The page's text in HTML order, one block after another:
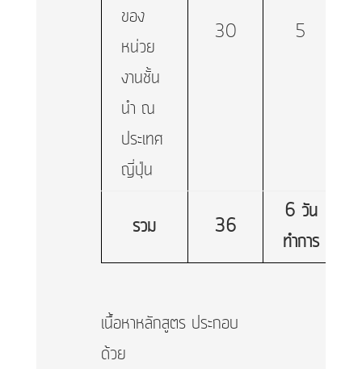
ของ
หน่วย
งานชั้น
นำ ณ
ประเทศ
ญี่ปุ่น
30 5
รวม 36
6 วัน
ทำการ
เนื้อหาหลักสูตร ประกอบ
ด้วย